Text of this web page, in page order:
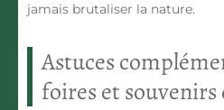
jamais brutaliser la nature.
Astuces
foires et souvenirs